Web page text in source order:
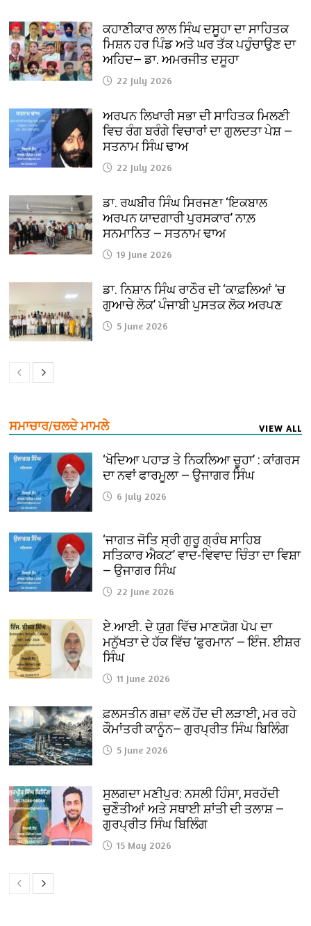
ਕਹਾਣੀਕਾਰ ਲਾਲ ਸਿੰਘ ਦਸੂਹਾ ਦਾ ਸਾਹਿਤਕ
ਮਿਸ਼ਨ ਹਰ ਪਿੰਡ ਅਤੇ ਘਰ ਤੱਕ ਪਹੁੰਚਾਉਣ ਦਾ
ਅਹਿਦ— ਡਾ. ਅਮਰਜੀਤ ਦਸੂਹਾ
22 July 2026
ਅਰਪਨ ਲਿਖਾਰੀ ਸਭਾ ਦੀ ਸਾਹਿਤਕ ਮਿਲਣੀ
ਵਿਚ ਰੰਗ ਬਰੰਗੇ ਵਿਚਾਰਾਂ ਦਾ ਗੁਲਦਤਾ ਪੇਸ਼ —
ਸਤਨਾਮ ਸਿੰਘ ਢਾਅ
22 July 2026
ਡਾ. ਰਘਬੀਰ ਸਿੰਘ ਸਿਰਜਣਾ ‘ਇਕਬਾਲ
ਅਰਪਨ ਯਾਦਗਾਰੀ ਪੁਰਸਕਾਰ’ ਨਾਲ਼
ਸਨਮਾਨਿਤ — ਸਤਨਾਮ ਢਾਅ
19 June 2026
ਡਾ. ਨਿਸ਼ਾਨ ਸਿੰਘ ਰਾਠੌਰ ਦੀ ‘ਕਾਫ਼ਲਿਆਂ ’ਚ
ਗੁਆਚੇ ਲੋਕ’ ਪੰਜਾਬੀ ਪੁਸਤਕ ਲੋਕ ਅਰਪਣ
5 June 2026
ਸਮਾਚਾਰ/ਚਲਦੇ ਮਾਮਲੇ VIEW ALL
‘ਖੋਦਿਆ ਪਹਾੜ ਤੇ ਨਿਕਲਿਆ ਚੂਹਾ’ : ਕਾਂਗਰਸ
ਦਾ ਨਵਾਂ ਫਾਰਮੂਲਾ — ਉਜਾਗਰ ਸਿੰਘ
6 July 2026
‘ਜਾਗਤ ਜੋਤਿ ਸ੍ਰੀ ਗੁਰੂ ਗ੍ਰੰਥ ਸਾਹਿਬ
ਸਤਿਕਾਰ ਐਕਟ’ ਵਾਦ-ਵਿਵਾਦ ਚਿੰਤਾ ਦਾ ਵਿਸ਼ਾ
— ਉਜਾਗਰ ਸਿੰਘ
22 June 2026
ਏ.ਆਈ. ਦੇ ਯੁਗ ਵਿੱਚ ਮਾਣਯੋਗ ਪੋਪ ਦਾ
ਮਨੁੱਖਤਾ ਦੇ ਹੱਕ ਵਿੱਚ ‘ਫੁਰਮਾਨ’ — ਇੰਜ. ਈਸ਼ਰ
ਸਿੰਘ
11 June 2026
ਫ਼ਲਸਤੀਨ ਗਜ਼ਾ ਵਲੋਂ ਹੋਂਦ ਦੀ ਲੜਾਈ, ਮਰ ਰਹੇ
ਕੌਮਾਂਤਰੀ ਕਾਨੂੰਨ— ਗੁਰਪ੍ਰੀਤ ਸਿੰਘ ਬਿਲਿੰਗ
5 June 2026
ਸੁਲਗਦਾ ਮਣੀਪੁਰ: ਨਸਲੀ ਹਿੰਸਾ, ਸਰਹੱਦੀ
ਚੁਣੌਤੀਆਂ ਅਤੇ ਸਥਾਈ ਸ਼ਾਂਤੀ ਦੀ ਤਲਾਸ਼ —
ਗੁਰਪ੍ਰੀਤ ਸਿੰਘ ਬਿਲਿੰਗ
15 May 2026